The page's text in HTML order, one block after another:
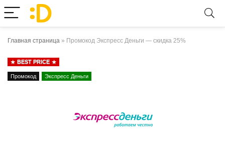
Главная страница » Промокод Экспресс Деньги — скидка 25%
BEST PRICE
Промокод Экспресс Деньги